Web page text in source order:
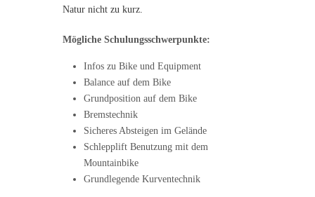
Natur nicht zu kurz.
Mögliche Schulungsschwerpunkte:
Infos zu Bike und Equipment
Balance auf dem Bike
Grundposition auf dem Bike
Bremstechnik
Sicheres Absteigen im Gelände
Schlepplift Benutzung mit dem
Mountainbike
Grundlegende Kurventechnik